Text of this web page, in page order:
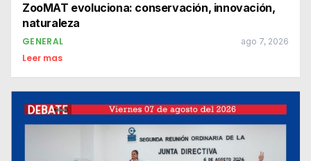
ZooMAT evoluciona: conservación, innovación,
naturaleza
GENERAL ago 7, 2026
Leer mas